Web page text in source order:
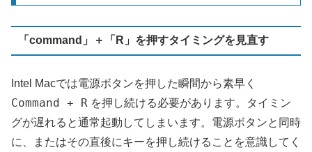
「command」＋「R」を押すタイミングを見直す
Intel Macでは電源ボタンを押した瞬間から素早く
Command + R を押し続ける必要があります。タイミン
グが遅れると通常起動してしまいます。電源ボタンと同時
に、またはその直後にキーを押し続けることを意識してく